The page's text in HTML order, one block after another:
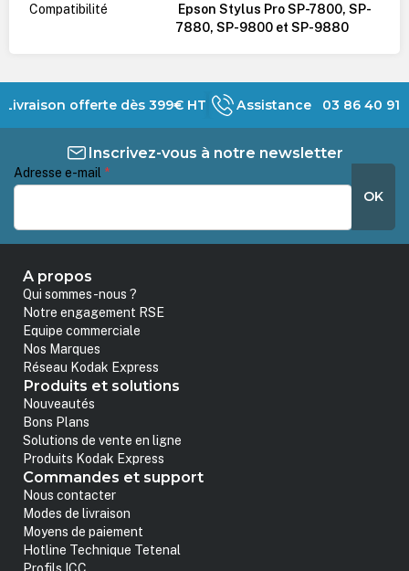
Compatibilité
Epson Stylus Pro SP-7800, SP-
7880, SP-9800 et SP-9880
Livraison offerte dès 399€ HT Assistance 03 86 40 91
Inscrivez-vous à notre newsletter
Adresse e-mail *
OK
A propos
Qui sommes-nous ?
Notre engagement RSE
Equipe commerciale
Nos Marques
Réseau Kodak Express
Produits et solutions
Nouveautés
Bons Plans
Solutions de vente en ligne
Produits Kodak Express
Commandes et support
Nous contacter
Modes de livraison
Moyens de paiement
Hotline Technique Tetenal